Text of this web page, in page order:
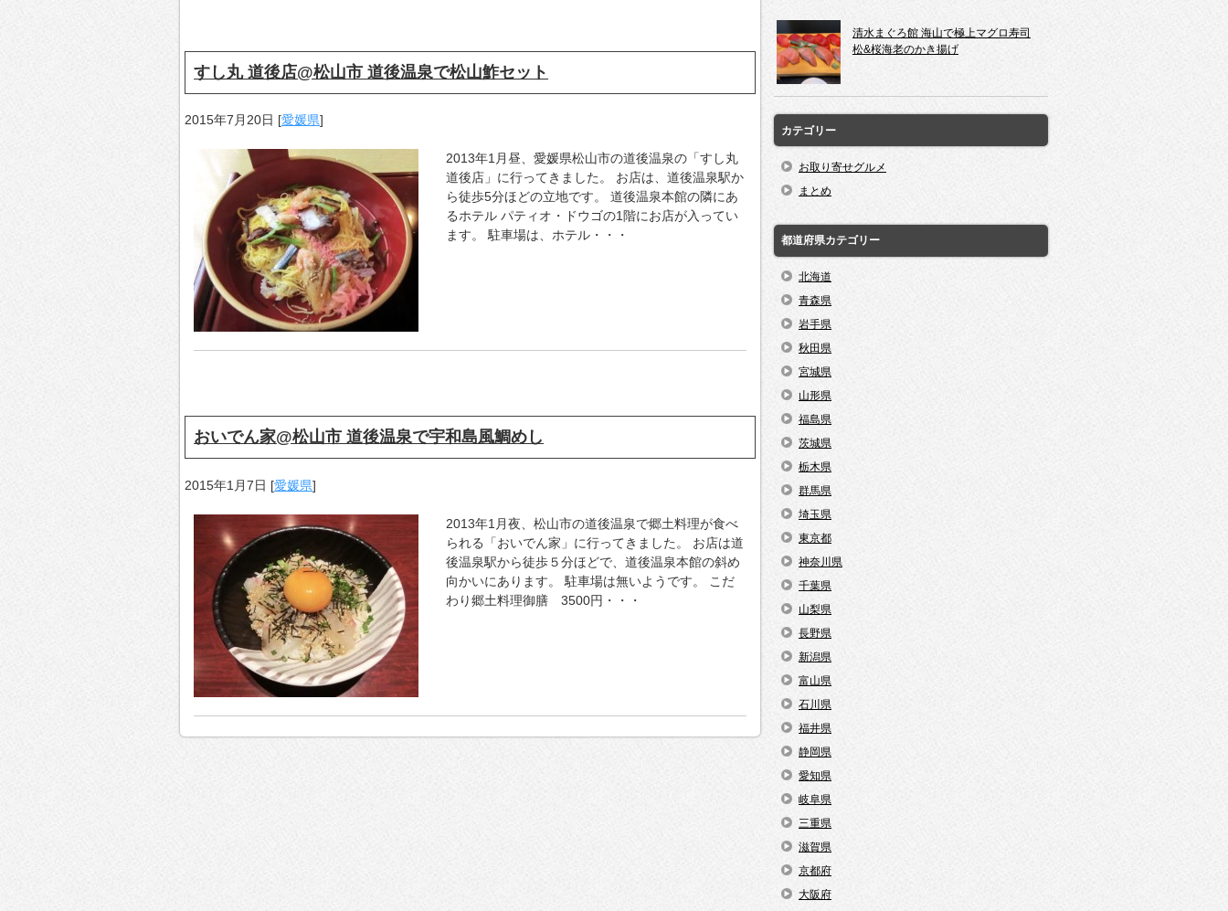
すし丸 道後店@松山市 道後温泉で松山鮓セット
2015年7月20日 [愛媛県]
2013年1月昼、愛媛県松山市の道後温泉の「すし丸
道後店」に行ってきました。 お店は、道後温泉駅か
ら徒歩5分ほどの立地です。 道後温泉本館の隣にあ
るホテル パティオ・ドウゴの1階にお店が入ってい
ます。 駐車場は、ホテル・・・
おいでん家@松山市 道後温泉で宇和島風鯛めし
2015年1月7日 [愛媛県]
2013年1月夜、松山市の道後温泉で郷土料理が食べ
られる「おいでん家」に行ってきました。 お店は道
後温泉駅から徒歩５分ほどで、道後温泉本館の斜め
向かいにあります。 駐車場は無いようです。 こだ
わり郷土料理御膳 3500円・・・
清水まぐろ館 海山で極上マグロ寿司
松&桜海老のかき揚げ
カテゴリー
お取り寄せグルメ
まとめ
都道府県カテゴリー
北海道
青森県
岩手県
秋田県
宮城県
山形県
福島県
茨城県
栃木県
群馬県
埼玉県
東京都
神奈川県
千葉県
山梨県
長野県
新潟県
富山県
石川県
福井県
静岡県
愛知県
岐阜県
三重県
滋賀県
京都府
大阪府